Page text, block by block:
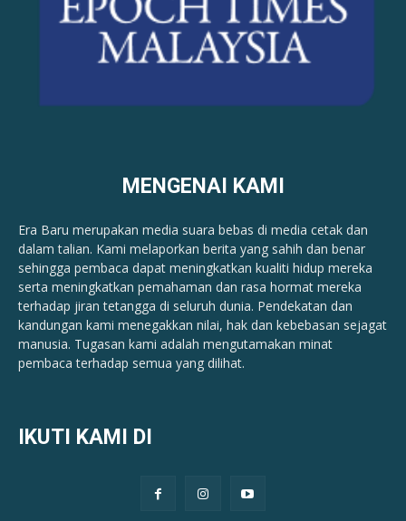
MENGENAI KAMI
Era Baru merupakan media suara bebas di media cetak dan
dalam talian. Kami melaporkan berita yang sahih dan benar ​​
sehingga pembaca dapat meningkatkan kualiti hidup mereka
serta meningkatkan pemahaman dan rasa hormat mereka
terhadap jiran tetangga di seluruh dunia. Pendekatan dan
kandungan kami menegakkan nilai, hak dan kebebasan sejagat
manusia. Tugasan kami adalah mengutamakan minat
pembaca terhadap semua yang dilihat.
IKUTI KAMI DI